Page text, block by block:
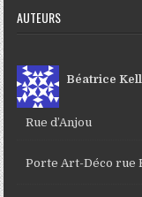
AUTEURS
Béatrice
Rue d’Anjou
Porte Art-Déco rue